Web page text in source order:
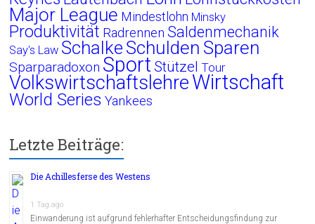
Major League Mindestlohn Minsky
Produktivität Radrennen Saldenmechanik
Say's Law Schalke Schulden Sparen
Sparparadoxon Sport Stützel Tour
VolkswirtschaftslehreWirtschaft
World Series Yankees
Letzte Beiträge:
Die Achillesferse des Westens
1 Tag ago
Einwanderung ist aufgrund fehlerhafter Entscheidungsfindung zur